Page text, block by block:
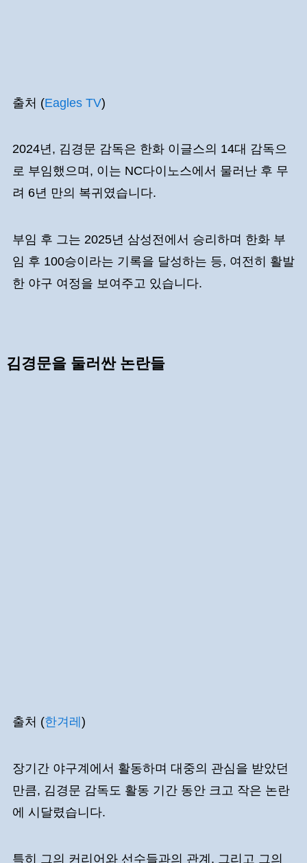
출처 (Eagles TV)
2024년, 김경문 감독은 한화 이글스의 14대 감독으
로 부임했으며, 이는 NC다이노스에서 물러난 후 무
려 6년 만의 복귀였습니다.
부임 후 그는 2025년 삼성전에서 승리하며 한화 부
임 후 100승이라는 기록을 달성하는 등, 여전히 활발
한 야구 여정을 보여주고 있습니다.
김경문을 둘러싼 논란들
출처 (한겨레 )
장기간 야구계에서 활동하며 대중의 관심을 받았던
만큼, 김경문 감독도 활동 기간 동안 크고 작은 논란
에 시달렸습니다.
특히 그의 커리어와 선수들과의 관계, 그리고 그의